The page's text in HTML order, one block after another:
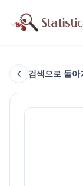
검색으로 돌아